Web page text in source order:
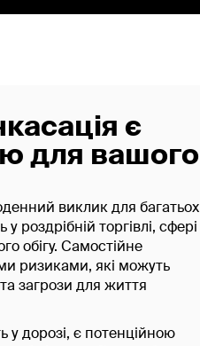
є
для вашого
виклик для багатьох
торгівлі, сфері
обігу. Самостійне
ризиками, які можуть
загрози для життя
у дорозі, є потенційною